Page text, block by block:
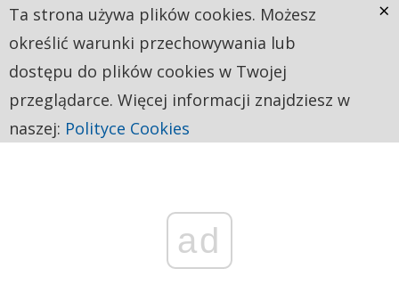
ad
Ta strona używa plików cookies. Możesz
określić warunki przechowywania lub
dostępu do plików cookies w Twojej
przeglądarce. Więcej informacji znajdziesz w
naszej: Polityce Cookies
×